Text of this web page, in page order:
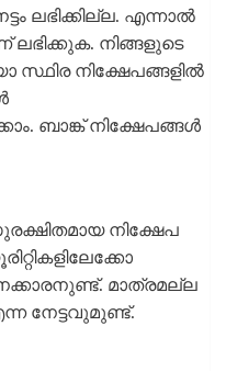
ലഭിക്കില്ല. എന്നാല്‍
ലഭിക്കുക. നിങ്ങളുടെ
നിക്ഷേപങ്ങളില്‍
ബാങ്ക് നിക്ഷേപങ്ങള്‍
നിക്ഷേപ
മാത്രമല്ല
നേട്ടവുമുണ്ട്.